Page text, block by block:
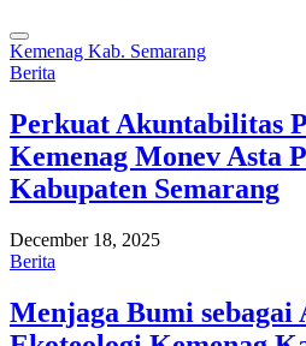
Kemenag Kab. Semarang
Berita
Perkuat Akuntabilitas
Kemenag Monev Asta
Kabupaten Semarang
December 18, 2025
Berita
Menjaga Bumi sebagai